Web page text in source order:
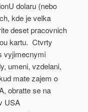
dolaru (nebo
kde je velka
deset pracovnich
kartu. Ctvrty
vyjimecnymi
umeni, vzdelani,
mate zajem o
obratte se na
USA